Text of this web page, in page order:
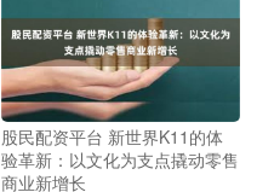
股民配资平台 新世界K11的体
验革新：以文化为支点撬动零售
商业新增长